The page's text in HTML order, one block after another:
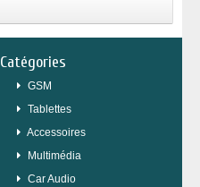
Catégories
GSM
Tablettes
Accessoires
Multimédia
Car Audio